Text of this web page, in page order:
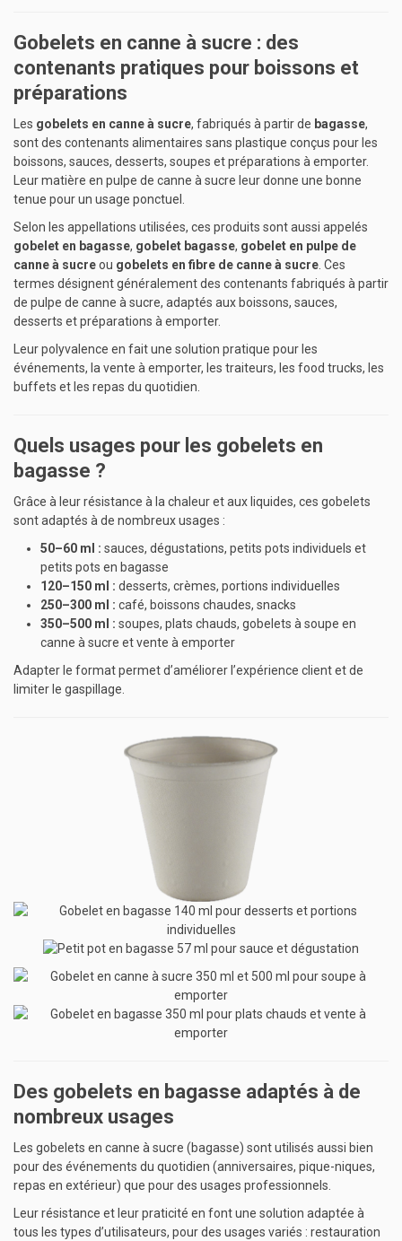
Gobelets en canne à sucre : des
contenants pratiques pour boissons et
préparations
Les gobelets en canne à sucre, fabriqués à partir de bagasse,
sont des contenants alimentaires sans plastique conçus pour les
boissons, sauces, desserts, soupes et préparations à emporter.
Leur matière en pulpe de canne à sucre leur donne une bonne
tenue pour un usage ponctuel.
Selon les appellations utilisées, ces produits sont aussi appelés
gobelet en bagasse, gobelet bagasse, gobelet en pulpe de
canne à sucreou gobelets en fibre de canne à sucre . Ces
termes désignent généralement des contenants fabriqués à partir
de pulpe de canne à sucre, adaptés aux boissons, sauces,
desserts et préparations à emporter.
Leur polyvalence en fait une solution pratique pour les
événements, la vente à emporter, les traiteurs, les food trucks, les
buffets et les repas du quotidien.
Quels usages pour les gobelets en
bagasse ?
Grâce à leur résistance à la chaleur et aux liquides, ces gobelets
sont adaptés à de nombreux usages :
50–60 ml : sauces, dégustations, petits pots individuels et
petits pots en bagasse
120–150 ml : desserts, crèmes, portions individuelles
250–300 ml : café, boissons chaudes, snacks
350–500 ml : soupes, plats chauds, gobelets à soupe en
canne à sucre et vente à emporter
Adapter le format permet d’améliorer l’expérience client et de
limiter le gaspillage.
Des gobelets en bagasse adaptés à de
nombreux usages
Les gobelets en canne à sucre (bagasse) sont utilisés aussi bien
pour des événements du quotidien (anniversaires, pique-niques,
repas en extérieur) que pour des usages professionnels.
Leur résistance et leur praticité en font une solution adaptée à
tous les types d’utilisateurs, pour des usages variés : restauration